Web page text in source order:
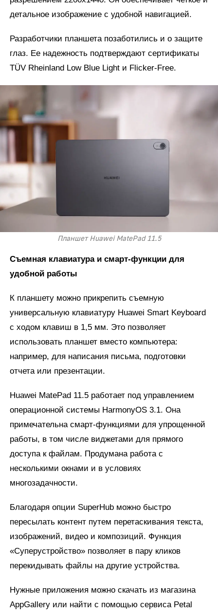
детальное изображение с удобной навигацией.
Разработчики планшета позаботились и о защите
глаз. Ее надежность подтверждают сертификаты
TÜV Rheinland Low Blue Light и Flicker-Free.
Планшет Huawei MatePad 11.5
Съемная клавиатура и смарт-функции для
удобной работы
К планшету можно прикрепить съемную
универсальную клавиатуру Huawei Smart Keyboard
с ходом клавиш в 1,5 мм. Это позволяет
использовать планшет вместо компьютера:
например, для написания письма, подготовки
отчета или презентации.
Huawei MatePad 11.5 работает под управлением
операционной системы HarmonyOS 3.1. Она
примечательна смарт-функциями для упрощенной
работы, в том числе виджетами для прямого
доступа к файлам. Продумана работа с
несколькими окнами и в условиях
многозадачности.
Благодаря опции SuperHub можно быстро
пересылать контент путем перетаскивания текста,
изображений, видео и композиций. Функция
«Суперустройство» позволяет в пару кликов
перекидывать файлы на другие устройства.
Нужные приложения можно скачать из магазина
AppGallery или найти с помощью сервиса Petal